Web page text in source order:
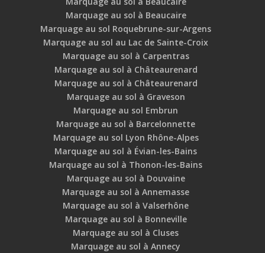
Marquage au sol à Beaucaire
Marquage au sol Roquebrune-sur-Argens
Marquage au sol au Lac de Sainte-Croix
Marquage au sol à Carpentras
Marquage au sol à Châteaurenard
Marquage au sol à Châteaurenard
Marquage au sol à Graveson
Marquage au sol Embrun
Marquage au sol à Barcelonnette
Marquage au sol Lyon Rhône-Alpes
Marquage au sol à Évian-les-Bains
Marquage au sol à Thonon-les-Bains
Marquage au sol à Douvaine
Marquage au sol à Annemasse
Marquage au sol à Valserhône
Marquage au sol à Bonneville
Marquage au sol à Cluses
Marquage au sol à Annecy